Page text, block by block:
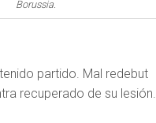
Borussia.
partido. Mal redebut
recuperado de su lesión.